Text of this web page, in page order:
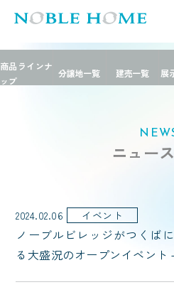
ニュー
2024.02.06 イベント
ノーブルビレッジがつくば
る大盛況のオープンイベント